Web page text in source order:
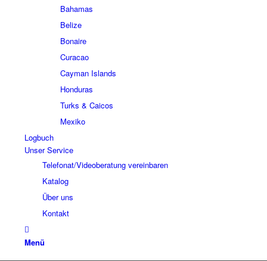
Bahamas
Belize
Bonaire
Curacao
Cayman Islands
Honduras
Turks & Caicos
Mexiko
Logbuch
Unser Service
Telefonat/Videoberatung vereinbaren
Katalog
Über uns
Kontakt
Menü